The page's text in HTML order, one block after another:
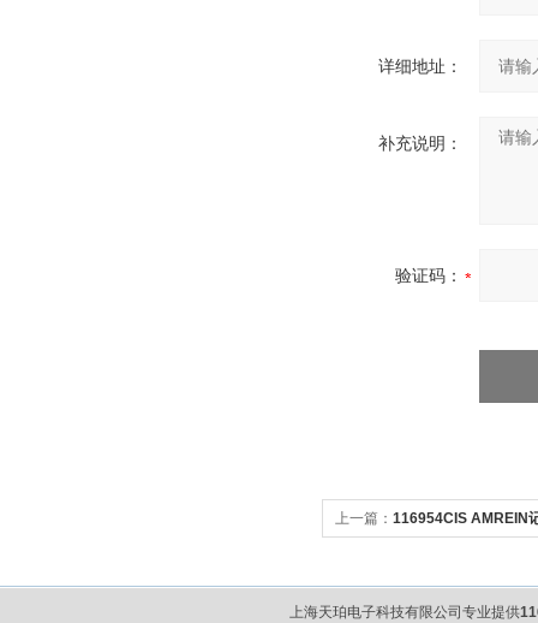
详细地址：
补充说明：
验证码：
上一篇： 116954CIS AMREIN
上海天珀电子科技有限公司专业提供